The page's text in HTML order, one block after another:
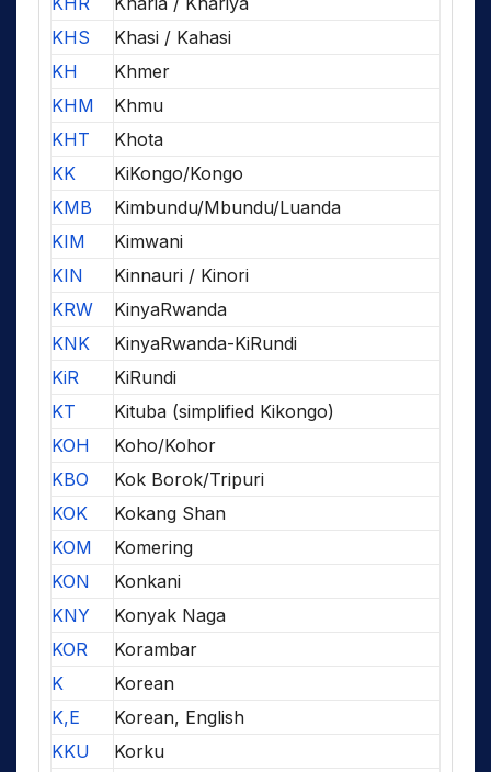
KHS
Khasi / Kahasi
KH
Khmer
KHM
Khmu
KHT
Khota
KK
KiKongo/Kongo
KMB
Kimbundu/Mbundu/Luanda
KIM
Kimwani
KIN
Kinnauri / Kinori
KRW
KinyaRwanda
KNK
KinyaRwanda-KiRundi
KiR
KiRundi
KT
Kituba (simplified Kikongo)
KOH
Koho/Kohor
KBO
Kok Borok/Tripuri
KOK
Kokang Shan
KOM
Komering
KON
Konkani
KNY
Konyak Naga
KOR
Korambar
K
Korean
K,E
Korean, English
KKU
Korku